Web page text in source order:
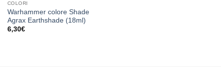
COLORI
Warhammer colore Shade
Agrax Earthshade (18ml)
6,30€